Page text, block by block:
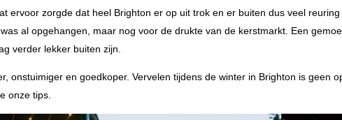
ervoor zorgde dat heel Brighton er op uit trok en er buiten dus veel
al opgehangen, maar nog voor de drukte van de kerstmarkt. Een
verder lekker buiten zijn.
onstuimiger en goedkoper. Vervelen tijdens de winter in Brighton is geen
onze tips.